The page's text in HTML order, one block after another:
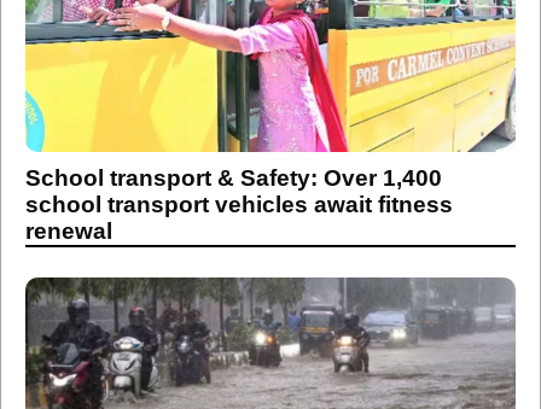
School transport & Safety: Over 1,400
school transport vehicles await fitness
renewal